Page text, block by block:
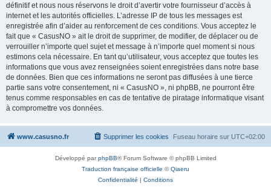
définitif et nous nous réservons le droit d’avertir votre fournisseur d’accès à
internet et les autorités officielles. L’adresse IP de tous les messages est
enregistrée afin d’aider au renforcement de ces conditions. Vous acceptez le
fait que « CasusNO » ait le droit de supprimer, de modifier, de déplacer ou de
verrouiller n’importe quel sujet et message à n’importe quel moment si nous
estimons cela nécessaire. En tant qu’utilisateur, vous acceptez que toutes les
informations que vous avez renseignées soient enregistrées dans notre base
de données. Bien que ces informations ne seront pas diffusées à une tierce
partie sans votre consentement, ni « CasusNO », ni phpBB, ne pourront être
tenus comme responsables en cas de tentative de piratage informatique visant
à compromettre vos données.
www.casusno.fr Fuseau horaire sur UTC+02:00
Supprimer les cookies
Développé parphpBB® Forum Software © phpBB Limited
Traduction française officielle ©Qiaeru
Confidentialité | Conditions